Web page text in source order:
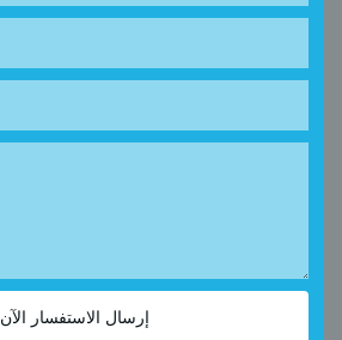
إرسال الاستفسار الآن